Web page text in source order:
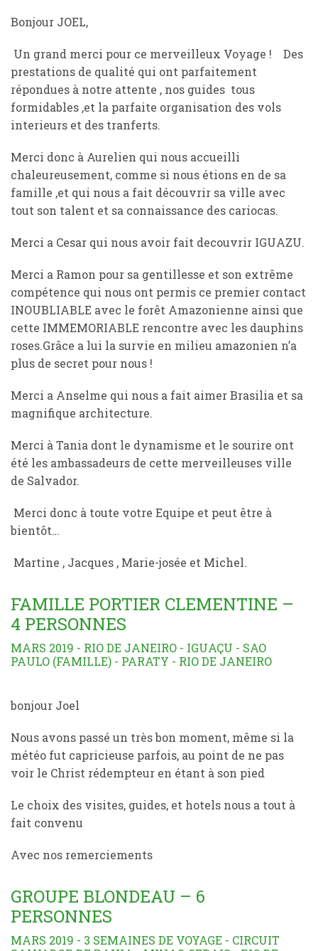
Bonjour JOEL,
Un grand merci pour ce merveilleux Voyage ! Des
prestations de qualité qui ont parfaitement
répondues à notre attente , nos guides tous
formidables ,et la parfaite organisation des vols
interieurs et des tranferts.
Merci donc à Aurelien qui nous accueilli
chaleureusement, comme si nous étions en de sa
famille ,et qui nous a fait découvrir sa ville avec
tout son talent et sa connaissance des cariocas.
Merci a Cesar qui nous avoir fait decouvrir IGUAZU.
Merci a Ramon pour sa gentillesse et son extrême
compétence qui nous ont permis ce premier contact
INOUBLIABLE avec le forêt Amazonienne ainsi que
cette IMMEMORIABLE rencontre avec les dauphins
roses.Grâce a lui la survie en milieu amazonien n’a
plus de secret pour nous !
Merci a Anselme qui nous a fait aimer Brasilia et sa
magnifique architecture.
Merci à Tania dont le dynamisme et le sourire ont
été les ambassadeurs de cette merveilleuses ville
de Salvador.
Merci donc à toute votre Equipe et peut être à
bientôt…
Martine , Jacques , Marie-josée et Michel.
FAMILLE PORTIER CLEMENTINE –
4 PERSONNES
MARS 2019 - RIO DE JANEIRO - IGUAÇU - SAO
PAULO (FAMILLE) - PARATY - RIO DE JANEIRO
bonjour Joel
Nous avons passé un très bon moment, même si la
météo fut capricieuse parfois, au point de ne pas
voir le Christ rédempteur en étant à son pied
Le choix des visites, guides, et hotels nous a tout à
fait convenu
Avec nos remerciements
GROUPE BLONDEAU – 6
PERSONNES
MARS 2019 - 3 SEMAINES DE VOYAGE - CIRCUIT